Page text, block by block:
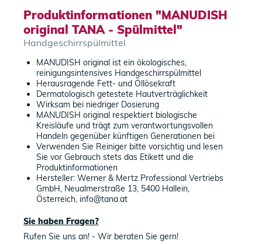
Produktinformationen "MANUDISH
original TANA - Spülmittel"
Handgeschirrspülmittel
MANUDISH original ist ein ökologisches,
reinigungsintensives Handgeschirrspülmittel
Herausragende Fett- und Öllösekraft
Dermatologisch getestete Hautverträglichkeit
Wirksam bei niedriger Dosierung
MANUDISH original respektiert biologische
Kreisläufe und trägt zum verantwortungsvollen
Handeln gegenüber künftigen Generationen bei
Verwenden Sie Reiniger bitte vorsichtig und lesen
Sie vor Gebrauch stets das Etikett und die
Produktinformationen
Hersteller: Werner & Mertz Professional Vertriebs
GmbH, Neualmerstraße 13, 5400 Hallein,
Österreich, info@tana.at
Sie haben Fragen?
Rufen Sie uns an! - Wir beraten Sie gern!